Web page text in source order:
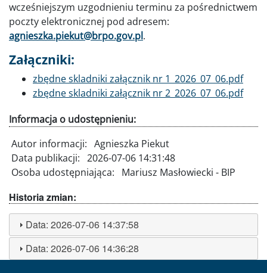
wcześniejszym uzgodnieniu terminu za pośrednictwem
poczty elektronicznej pod adresem:
agnieszka.piekut@brpo.gov.pl.
Załączniki:
Dokument
zbędne skladniki załącznik nr 1_2026_07_06.pdf
Dokument
zbędne skladniki załącznik nr 2_2026_07_06.pdf
Informacja o udostępnieniu:
Autor informacji: Agnieszka Piekut
Data publikacji: 2026-07-06 14:31:48
Osoba udostępniająca:
Mariusz Masłowiecki - BIP
Historia zmian:
Data:2026-07-06 14:37:58
Data:2026-07-06 14:36:28